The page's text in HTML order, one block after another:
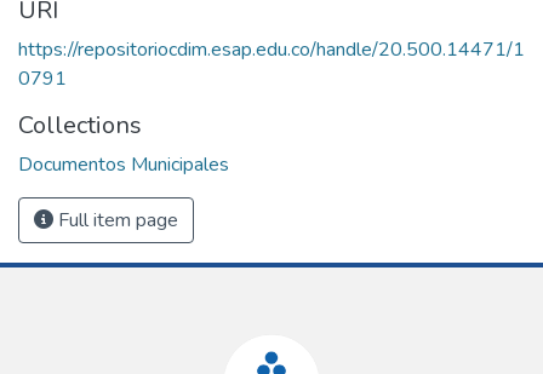
URI
https://repositoriocdim.esap.edu.co/handle/20.500.14471/1
0791
Collections
Documentos Municipales
Full item page